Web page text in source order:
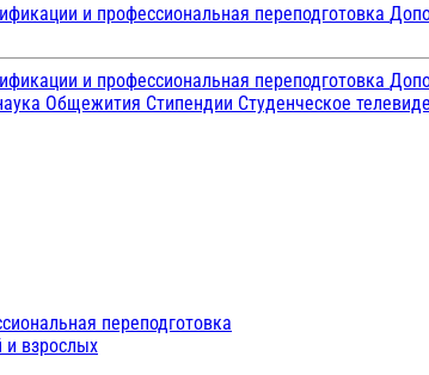
и профессиональная переподготовка
и профессиональная переподготовка
Общежития Стипендии Студенческое
переподготовка
и взрослых